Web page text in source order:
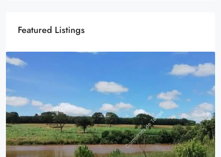
Featured Listings